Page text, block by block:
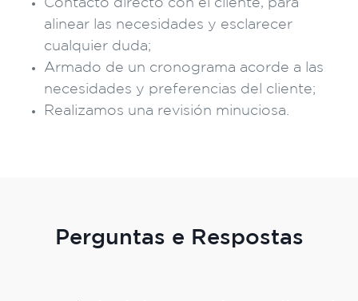
Contacto directo con el cliente, para
alinear las necesidades y esclarecer
cualquier duda;
Armado de un cronograma acorde a las
necesidades y preferencias del cliente;
Realizamos una revisión minuciosa.
Perguntas e Respostas